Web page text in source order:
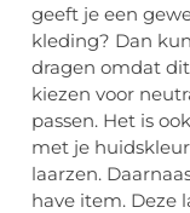
geeft je een
kleding? Dan
dragen omdat
kiezen voor
passen. Het is
met je
laarzen.
have item. Deze